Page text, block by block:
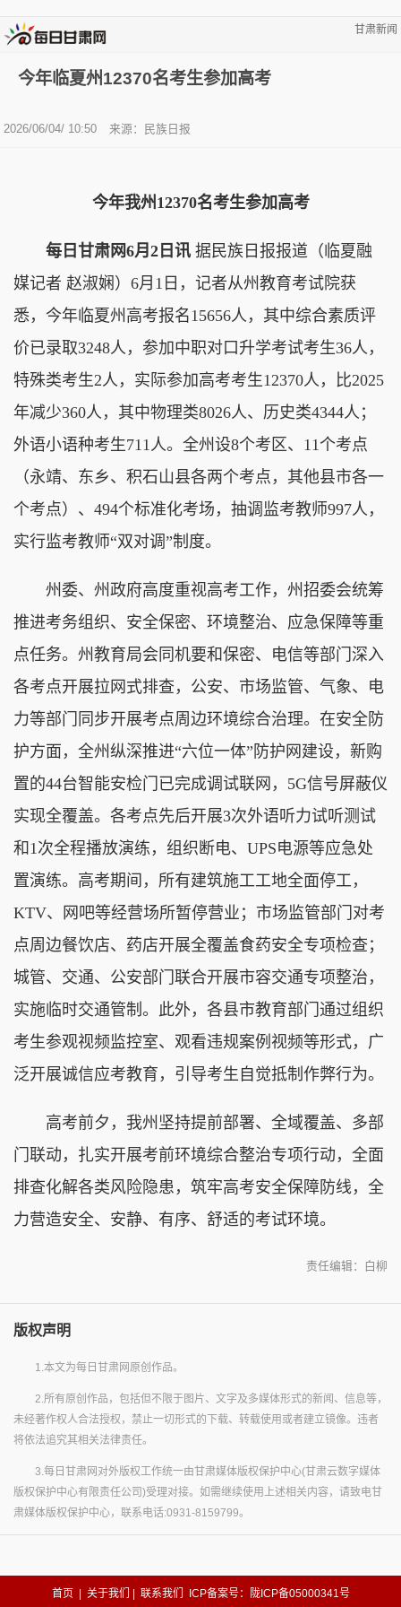
甘肃新闻
今年临夏州12370名考生参加高考
2026/06/04/ 10:50 来源：民族日报
今年我州12370名考生参加高考
每日甘肃网6月2日讯 据民族日报报道（临夏融
媒记者 赵淑娴）6月1日，记者从州教育考试院获
悉，今年临夏州高考报名15656人，其中综合素质评
价已录取3248人，参加中职对口升学考试考生36人，
特殊类考生2人，实际参加高考考生12370人，比2025
年减少360人，其中物理类8026人、历史类4344人；
外语小语种考生711人。全州设8个考区、11个考点
（永靖、东乡、积石山县各两个考点，其他县市各一
个考点）、494个标准化考场，抽调监考教师997人，
实行监考教师“双对调”制度。
州委、州政府高度重视高考工作，州招委会统筹
推进考务组织、安全保密、环境整治、应急保障等重
点任务。州教育局会同机要和保密、电信等部门深入
各考点开展拉网式排查，公安、市场监管、气象、电
力等部门同步开展考点周边环境综合治理。在安全防
护方面，全州纵深推进“六位一体”防护网建设，新购
置的44台智能安检门已完成调试联网，5G信号屏蔽仪
实现全覆盖。各考点先后开展3次外语听力试听测试
和1次全程播放演练，组织断电、UPS电源等应急处
置演练。高考期间，所有建筑施工工地全面停工，
KTV、网吧等经营场所暂停营业；市场监管部门对考
点周边餐饮店、药店开展全覆盖食药安全专项检查；
城管、交通、公安部门联合开展市容交通专项整治，
实施临时交通管制。此外，各县市教育部门通过组织
考生参观视频监控室、观看违规案例视频等形式，广
泛开展诚信应考教育，引导考生自觉抵制作弊行为。
高考前夕，我州坚持提前部署、全域覆盖、多部
门联动，扎实开展考前环境综合整治专项行动，全面
排查化解各类风险隐患，筑牢高考安全保障防线，全
力营造安全、安静、有序、舒适的考试环境。
责任编辑：白柳
版权声明
1.本文为每日甘肃网原创作品。
2.所有原创作品，包括但不限于图片、文字及多媒体形式的新闻、信息等，
未经著作权人合法授权，禁止一切形式的下载、转载使用或者建立镜像。违者
将依法追究其相关法律责任。
3.每日甘肃网对外版权工作统一由甘肃媒体版权保护中心(甘肃云数字媒体
版权保护中心有限责任公司)受理对接。如需继续使用上述相关内容，请致电甘
肃媒体版权保护中心，联系电话:0931-8159799。
首页 关于我们 联系我们 ICP备案号：陇ICP备05000341号